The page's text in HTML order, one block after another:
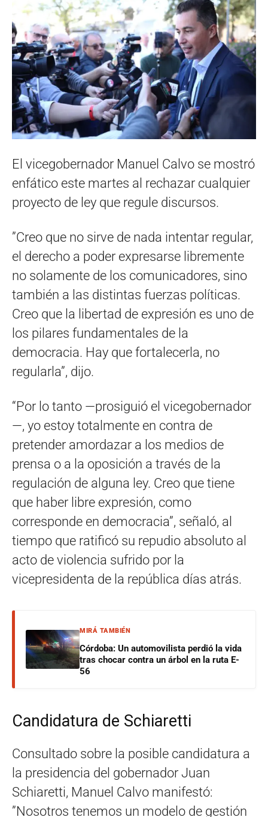
El vicegobernador Manuel Calvo se mostró
enfático este martes al rechazar cualquier
proyecto de ley que regule discursos.
”Creo que no sirve de nada intentar regular,
el derecho a poder expresarse libremente
no solamente de los comunicadores, sino
también a las distintas fuerzas políticas.
Creo que la libertad de expresión es uno de
los pilares fundamentales de la
democracia. Hay que fortalecerla, no
regularla”, dijo.
“Por lo tanto —prosiguió el vicegobernador
—, yo estoy totalmente en contra de
pretender amordazar a los medios de
prensa o a la oposición a través de la
regulación de alguna ley. Creo que tiene
que haber libre expresión, como
corresponde en democracia”, señaló, al
tiempo que ratificó su repudio absoluto al
acto de violencia sufrido por la
vicepresidenta de la república días atrás.
MIRÁ TAMBIÉN
Córdoba: Un automovilista perdió la vida
tras chocar contra un árbol en la ruta E-
56
Candidatura de Schiaretti
Consultado sobre la posible candidatura a
la presidencia del gobernador Juan
Schiaretti, Manuel Calvo manifestó:
”Nosotros tenemos un modelo de gestión